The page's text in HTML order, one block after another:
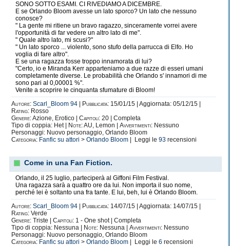
SONO SOTTO ESAMI. CI RIVEDIAMO A DICEMBRE.
E se Orlando Bloom avesse un lato sporco? Un lato che nessuno
conosce?
" La gente mi ritiene un bravo ragazzo, sinceramente vorrei avere
l'opportunità di far vedere un altro lato di me".
" Quale altro lato, mi scusi?"
" Un lato sporco ... violento, sono stufo della parrucca di Elfo. Ho
voglia di fare altro".
E se una ragazza fosse troppo innamorata di lui?
"Certo, io e Miranda Kerr apparteniamo a due razze di esseri umani
completamente diverse. Le probabilità che Orlando s' innamori di me
sono pari al 0,00001 %".
Venite a scoprire le cinquanta sfumature di Bloom!
Autore: Scarl_Bloom 94 Pubblicata: 15/01/15 | Aggiornata: 05/12/15 |
Rating: Rosso
Genere:Azione, Erotico | Capitoli: 20 | Completa
Tipo di coppia: Het |
Note:AU, Lemon | Avvertimenti: Nessuno
Personaggi: Nuovo personaggio, Orlando Bloom
Categoria: Fanfic su attori > Orlando Bloom | Leggi le 93 recensioni
Come in una Fan Fiction.
Orlando, il 25 luglio, parteciperà al Giffoni Film Festival.
Una ragazza sarà a quattro ore da lui. Non importa il suo nome,
perché lei è soltanto una fra tante. E lui, beh, lui è Orlando Bloom.
Autore: Scarl_Bloom 94 Pubblicata: 14/07/15 | Aggiornata: 14/07/15 |
Rating: Verde
Genere: Triste | Capitoli: 1 - One shot | Completa
Tipo di coppia: Nessuna |
Note: Nessuna | Avvertimenti: Nessuno
Personaggi: Nuovo personaggio, Orlando Bloom
Categoria: Fanfic su attori > Orlando Bloom | Leggi le 6 recensioni